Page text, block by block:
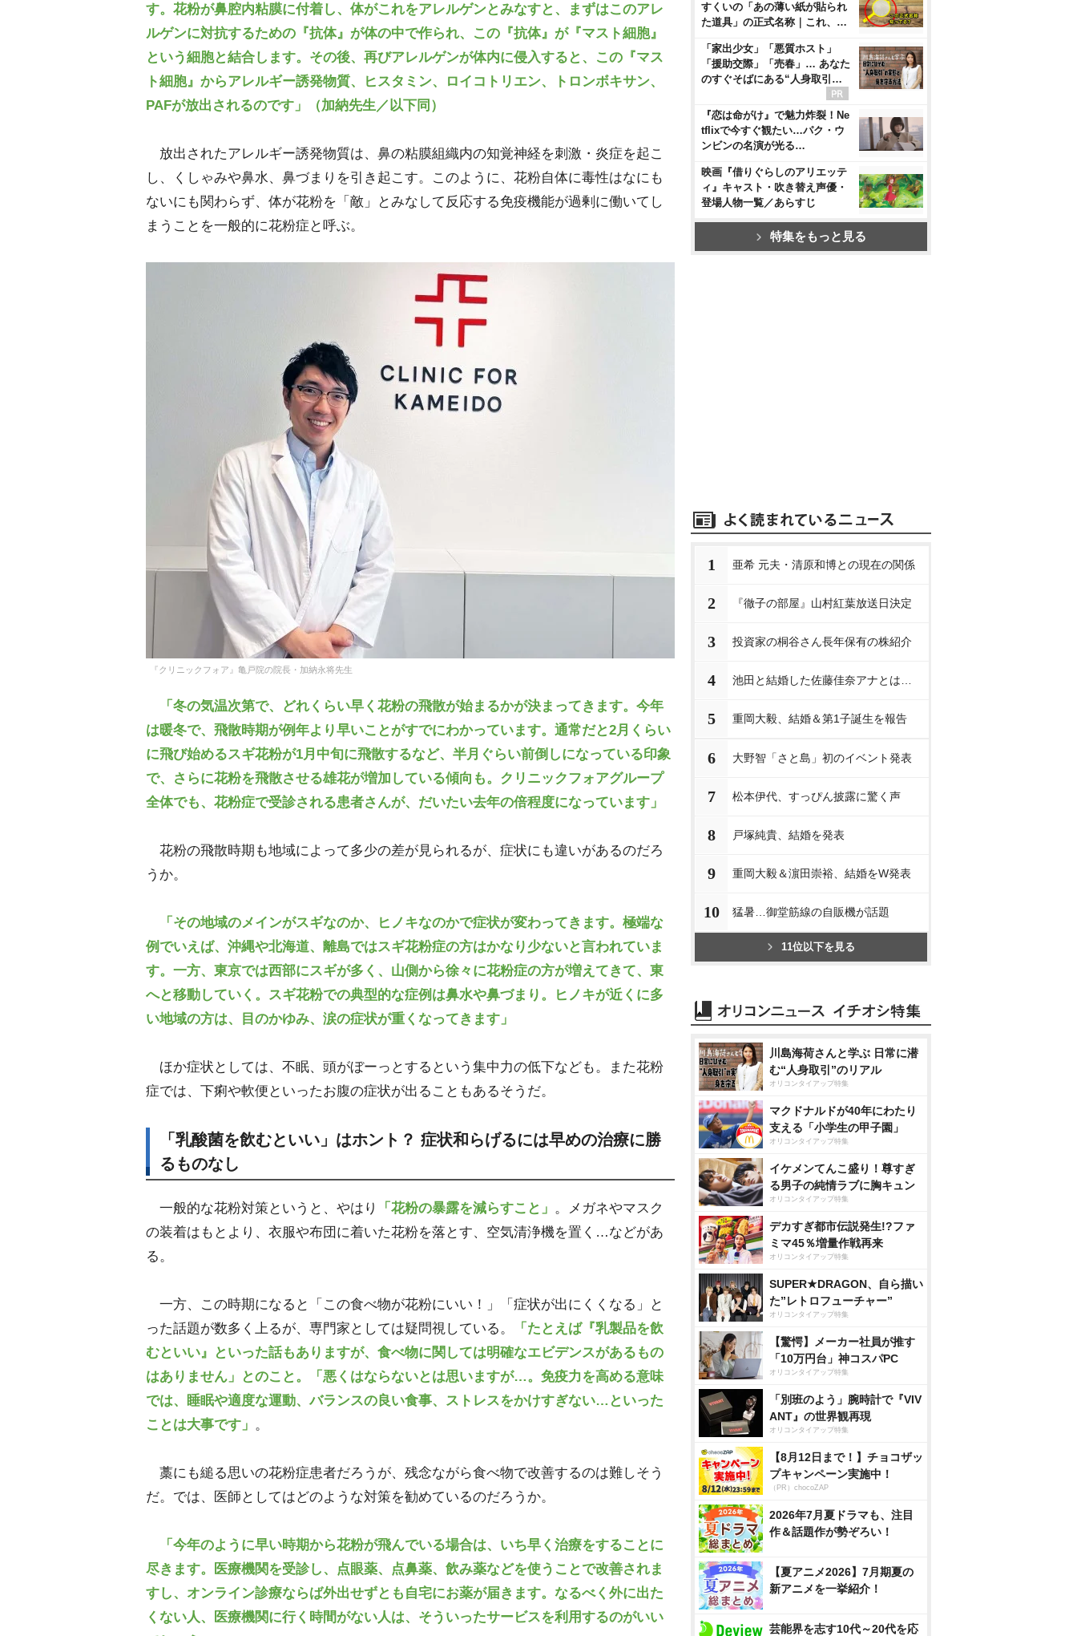
す。花粉が鼻腔内粘膜に付着し、体がこれをアレルゲンとみなすと、まずはこのアレ
ルゲンに対抗するための『抗体』が体の中で作られ、この『抗体』が『マスト細胞』
という細胞と結合します。その後、再びアレルゲンが体内に侵入すると、この『マス
ト細胞』からアレルギー誘発物質、ヒスタミン、ロイコトリエン、トロンボキサン、
PAFが放出されるのです」（加納先生／以下同）
放出されたアレルギー誘発物質は、鼻の粘膜組織内の知覚神経を刺激・炎症を起こ
し、くしゃみや鼻水、鼻づまりを引き起こす。このように、花粉自体に毒性はなにも
ないにも関わらず、体が花粉を「敵」とみなして反応する免疫機能が過剰に働いてし
まうことを一般的に花粉症と呼ぶ。
『クリニックフォア』亀戸院の院長・加納永将先生
「冬の気温次第で、どれくらい早く花粉の飛散が始まるかが決まってきます。今年
は暖冬で、飛散時期が例年より早いことがすでにわかっています。通常だと2月くらい
に飛び始めるスギ花粉が1月中旬に飛散するなど、半月ぐらい前倒しになっている印象
で、さらに花粉を飛散させる雄花が増加している傾向も。クリニックフォアグループ
全体でも、花粉症で受診される患者さんが、だいたい去年の倍程度になっています」
花粉の飛散時期も地域によって多少の差が見られるが、症状にも違いがあるのだろ
うか。
「その地域のメインがスギなのか、ヒノキなのかで症状が変わってきます。極端な
例でいえば、沖縄や北海道、離島ではスギ花粉症の方はかなり少ないと言われていま
す。一方、東京では西部にスギが多く、山側から徐々に花粉症の方が増えてきて、東
へと移動していく。スギ花粉での典型的な症例は鼻水や鼻づまり。ヒノキが近くに多
い地域の方は、目のかゆみ、涙の症状が重くなってきます」
ほか症状としては、不眠、頭がぼーっとするという集中力の低下なども。また花粉
症では、下痢や軟便といったお腹の症状が出ることもあるそうだ。
「乳酸菌を飲むといい」はホント？ 症状和らげるには早めの治療に勝
るものなし
一般的な花粉対策というと、やはり 「花粉の暴露を減らすこと」 。メガネやマスク
の装着はもとより、衣服や布団に着いた花粉を落とす、空気清浄機を置く…などがあ
る。
一方、この時期になると「この食べ物が花粉にいい！」「症状が出にくくなる」と
った話題が数多く上るが、専門家としては疑問視している。
「たとえば『乳製品を飲
むといい』といった話もありますが、食べ物に関しては明確なエビデンスがあるもの
はありません」とのこと。「悪くはならないとは思いますが…。免疫力を高める意味
では、睡眠や適度な運動、バランスの良い食事、ストレスをかけすぎない…といった
ことは大事です」 。
藁にも縋る思いの花粉症患者だろうが、残念ながら食べ物で改善するのは難しそう
だ。では、医師としてはどのような対策を勧めているのだろうか。
「今年のように早い時期から花粉が飛んでいる場合は、いち早く治療をすることに
尽きます。医療機関を受診し、点眼薬、点鼻薬、飲み薬などを使うことで改善されま
すし、オンライン診療ならば外出せずとも自宅にお薬が届きます。なるべく外に出た
くない人、医療機関に行く時間がない人は、そういったサービスを利用するのがいい
すくいの「あの薄い紙が貼られ
た道具」の正式名称｜これ、…
「家出少女」「悪質ホスト」
「援助交際」「売春」… あなた
のすぐそばにある“人身取引…
『恋は命がけ』で魅力炸裂！Ne
tflixで今すぐ観たい…パク・ウ
ンビンの名演が光る…
映画『借りぐらしのアリエッテ
ィ』キャスト・吹き替え声優・
登場人物一覧／あらすじ
特集をもっと見る
1 亜希 元夫・清原和博との現在の関係
2 『徹子の部屋』山村紅葉放送日決定
3 投資家の桐谷さん長年保有の株紹介
4 池田と結婚した佐藤佳奈アナとは…
5 重岡大毅、結婚＆第1子誕生を報告
6 大野智「さと島」初のイベント発表
7 松本伊代、すっぴん披露に驚く声
8 戸塚純貴、結婚を発表
9 重岡大毅＆濵田崇裕、結婚をW発表
10 猛暑…御堂筋線の自販機が話題
11位以下を見る
川島海荷さんと学ぶ 日常に潜
む“人身取引”のリアル
オリコンタイアップ特集
マクドナルドが40年にわたり
支える「小学生の甲子園」
オリコンタイアップ特集
イケメンてんこ盛り！尊すぎ
る男子の純情ラブに胸キュン
オリコンタイアップ特集
デカすぎ都市伝説発生!?ファ
ミマ45％増量作戦再来
オリコンタイアップ特集
SUPER★DRAGON、自ら描い
た”レトロフューチャー”
オリコンタイアップ特集
【驚愕】メーカー社員が推す
「10万円台」神コスパPC
オリコンタイアップ特集
「別班のよう」腕時計で『VIV
ANT』の世界観再現
オリコンタイアップ特集
【8月12日まで！】チョコザッ
プキャンペーン実施中！
（PR）chocoZAP
2026年7月夏ドラマも、注目
作＆話題作が勢ぞろい！
【夏アニメ2026】7月期夏の
新アニメを一挙紹介！
芸能界を志す10代～20代を応